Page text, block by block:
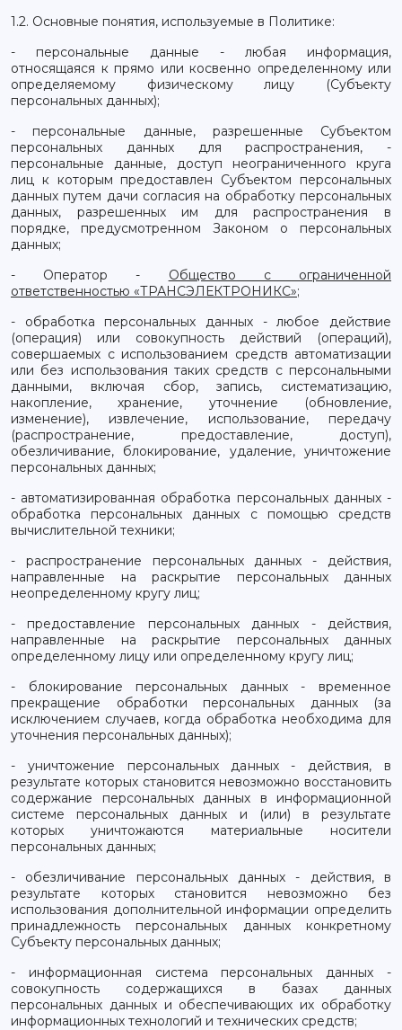
1.2. Основные понятия, используемые в Политике:
- персональные данные - любая информация,
относящаяся к прямо или косвенно определенному или
определяемому физическому лицу (Субъекту
персональных данных);
- персональные данные, разрешенные Субъектом
персональных данных для распространения, -
персональные данные, доступ неограниченного круга
лиц к которым предоставлен Субъектом персональных
данных путем дачи согласия на обработку персональных
данных, разрешенных им для распространения в
порядке, предусмотренном Законом о персональных
данных;
- Оператор - Общество с ограниченной
ответственностью «ТРАНСЭЛЕКТРОНИКС»;
- обработка персональных данных - любое действие
(операция) или совокупность действий (операций),
совершаемых с использованием средств автоматизации
или без использования таких средств с персональными
данными, включая сбор, запись, систематизацию,
накопление, хранение, уточнение (обновление,
изменение), извлечение, использование, передачу
(распространение, предоставление, доступ),
обезличивание, блокирование, удаление, уничтожение
персональных данных;
- автоматизированная обработка персональных данных -
обработка персональных данных с помощью средств
вычислительной техники;
- распространение персональных данных - действия,
направленные на раскрытие персональных данных
неопределенному кругу лиц;
- предоставление персональных данных - действия,
направленные на раскрытие персональных данных
определенному лицу или определенному кругу лиц;
- блокирование персональных данных - временное
прекращение обработки персональных данных (за
исключением случаев, когда обработка необходима для
уточнения персональных данных);
- уничтожение персональных данных - действия, в
результате которых становится невозможно восстановить
содержание персональных данных в информационной
системе персональных данных и (или) в результате
которых уничтожаются материальные носители
персональных данных;
- обезличивание персональных данных - действия, в
результате которых становится невозможно без
использования дополнительной информации определить
принадлежность персональных данных конкретному
Субъекту персональных данных;
- информационная система персональных данных -
совокупность содержащихся в базах данных
персональных данных и обеспечивающих их обработку
информационных технологий и технических средств;